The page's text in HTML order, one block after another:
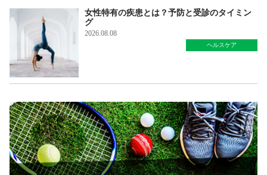
女性特有の疾患とは？予防と受診のタイミン
グ
2026.08.08
ヘルスケア